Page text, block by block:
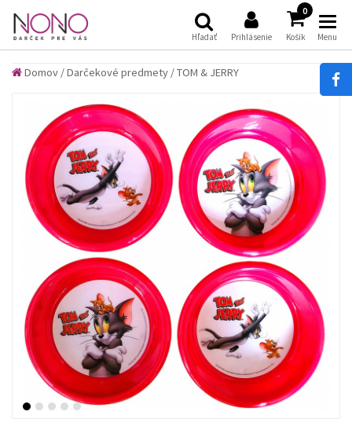
Hľadať Prihlásenie
0
Košík Menu
Domov /Darčekové predmety /TOM & JERRY